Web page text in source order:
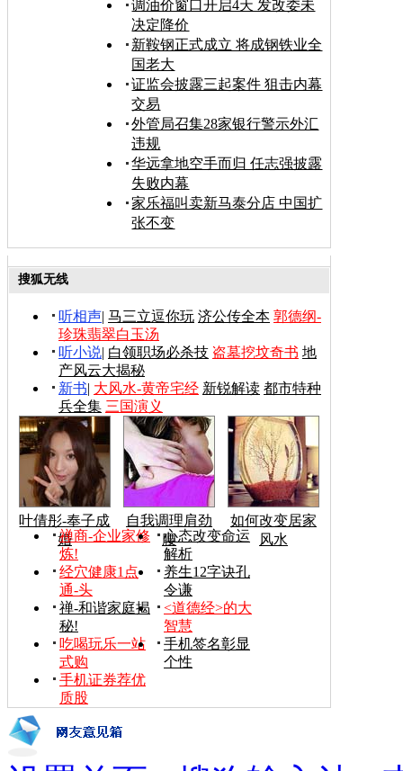
调油价窗口开启4天 发改委未
决定降价
新鞍钢正式成立 将成钢铁业全
国老大
证监会披露三起案件 狙击内幕
交易
外管局召集28家银行警示外汇
违规
华远拿地空手而归 任志强披露
失败内幕
家乐福叫卖新马泰分店 中国扩
张不变
搜狐无线
听相声| 马三立逗你玩 济公传全本 郭德纲-
珍珠翡翠白玉汤
听小说| 白领职场必杀技 盗墓挖坟奇书 地
产风云大揭秘
新书| 大风水-黄帝宅经 新锐解读 都市特种
兵全集 三国演义
叶倩彤-奉子成
婚
自我调理肩劲
腰
如何改变居家
风水
禅商-企业家修
炼!
心态改变命运
解析
经穴健康1点
通-头
养生12字诀孔
令谦
禅-和谐家庭揭
秘!
<道德经>的大
智慧
吃喝玩乐一站
式购
手机签名彰显
个性
手机证券荐优
质股